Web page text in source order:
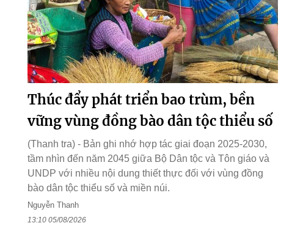
Thúc đẩy phát triển bao trùm, bền
vững vùng đồng bào dân tộc thiểu số
(Thanh tra) - Bản ghi nhớ hợp tác giai đoạn 2025-2030,
tầm nhìn đến năm 2045 giữa Bộ Dân tộc và Tôn giáo và
UNDP với nhiều nội dung thiết thực đối với vùng đồng
bào dân tộc thiểu số và miền núi.
Nguyễn Thanh
13:10 05/08/2026